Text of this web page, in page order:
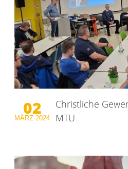
02
MÄRZ2024
Christliche
MTU